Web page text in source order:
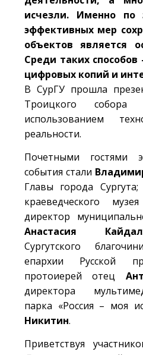
исчезли. Именно по
эффективных мер
объектов является
Среди таких
цифровых копий и
В СурГУ прошла
Троицкого
использованием
реальности.
Почетными гостями
события стали
Главы города Сургута;
краеведческого
директор
Анастасия
Сургутского
епархии Русской
протоиерей отец
директора
парка «Россия – моя
Никитин.
Приветствуя